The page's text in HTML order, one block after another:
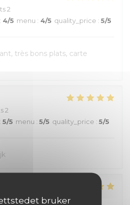
bruker
2
: 4/5 menu : 4/5 quality_price : 5/5
très bons plats, carte
2
: 5/5 menu : 5/5 quality_price : 5/5
2